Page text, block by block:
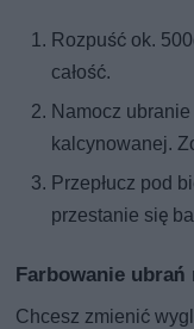
Rozpuść ok.
całość.
Namocz
kalcynowanej.
Przepłucz pod
przestanie się
Farbowanie
Chcesz zmienić